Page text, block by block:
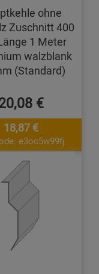
ohne
Zuschnitt 400
1 Meter
walzblank
(Standard)
€
18,87 €
e3oc5w99fj